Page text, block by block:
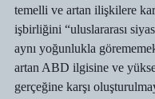
temelli ve artan ilişkilere
işbirliğini “uluslararası
aynı yoğunlukla
artan ABD ilgisine ve
gerçeğine karşı